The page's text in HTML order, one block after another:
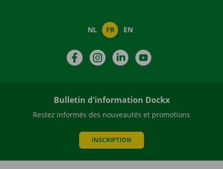
NL FR EN
FacebookInstagramLinkedIn
Bulletin d'information Dockx
Restez informés des nouveautés et promotions
INSCRIPTION